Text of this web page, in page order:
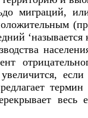
миграций,